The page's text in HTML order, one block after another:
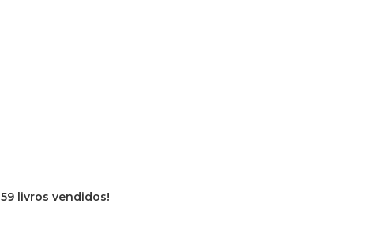
59 livros vendidos!